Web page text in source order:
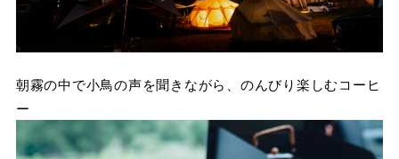
朝霧の中で小鳥の声を聞きながら、のんびり楽しむコーヒ
ー